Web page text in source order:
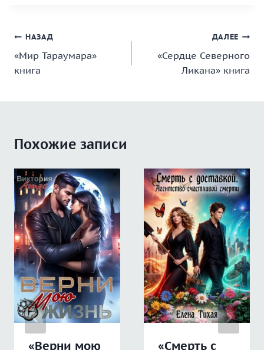
Навигация
по
записям
НАЗАД
«Мир Тараумара»
книга
ДАЛЕЕ
«Сердце Северного
Ликана» книга
Похожие записи
«Верни мою «Смерть с